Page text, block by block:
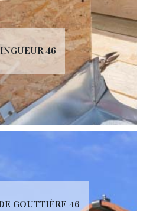
46
GOUTTIÈRE 46